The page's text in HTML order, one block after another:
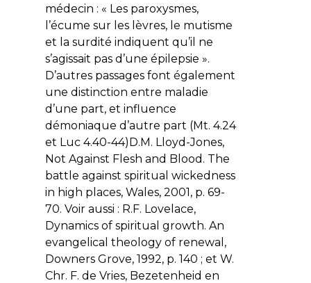
médecin : « Les paroxysmes,
l’écume sur les lèvres, le mutisme
et la surdité indiquent qu’il ne
s’agissait pas d’une épilepsie ».
D’autres passages font également
une distinction entre maladie
d’une part, et influence
démoniaque d’autre part (Mt. 4.24
et Luc 4.40-44)D.M. Lloyd-Jones,
Not Against Flesh and Blood. The
battle against spiritual wickedness
in high places, Wales, 2001, p. 69-
70. Voir aussi : R.F. Lovelace,
Dynamics of spiritual growth. An
evangelical theology of renewal,
Downers Grove, 1992, p. 140 ; et W.
Chr. F. de Vries, Bezetenheid en